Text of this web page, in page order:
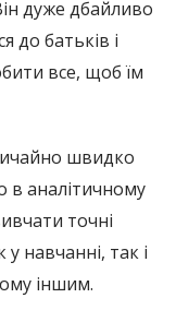
дуже дбайливо
до батьків і
все, щоб їм
швидко
в аналітичному
точні
навчанні, так і
іншим.